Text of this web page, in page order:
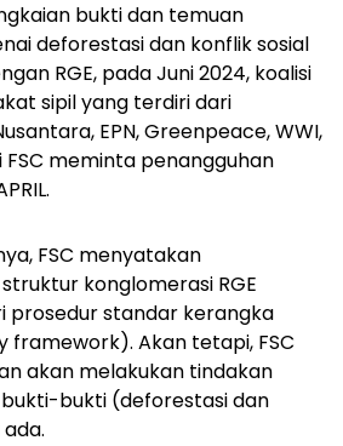
bukti dan temuan
deforestasi dan konflik sosial
RGE, pada Juni 2024, koalisi
sipil yang terdiri dari
EPN, Greenpeace, WWI,
FSC meminta penangguhan
FSC menyatakan
struktur konglomerasi RGE
prosedur standar kerangka
framework). Akan tetapi, FSC
akan melakukan tindakan
bukti (deforestasi dan